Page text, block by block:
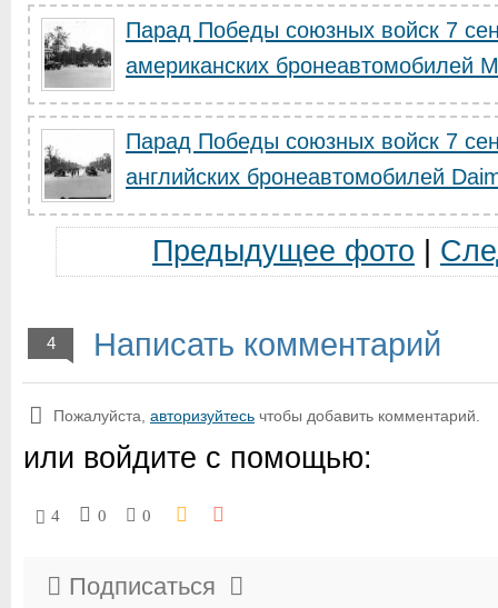
Парад Победы союзных войск 7
американских бронеавтомобилей
Парад Победы союзных войск 7
английских бронеавтомобилей
Предыдущее фото
4 Написать комментарий
Пожалуйста, авторизуйтесь чтобы добавить комментарий.
или войдите с помощью:
4 0 0
Подписаться